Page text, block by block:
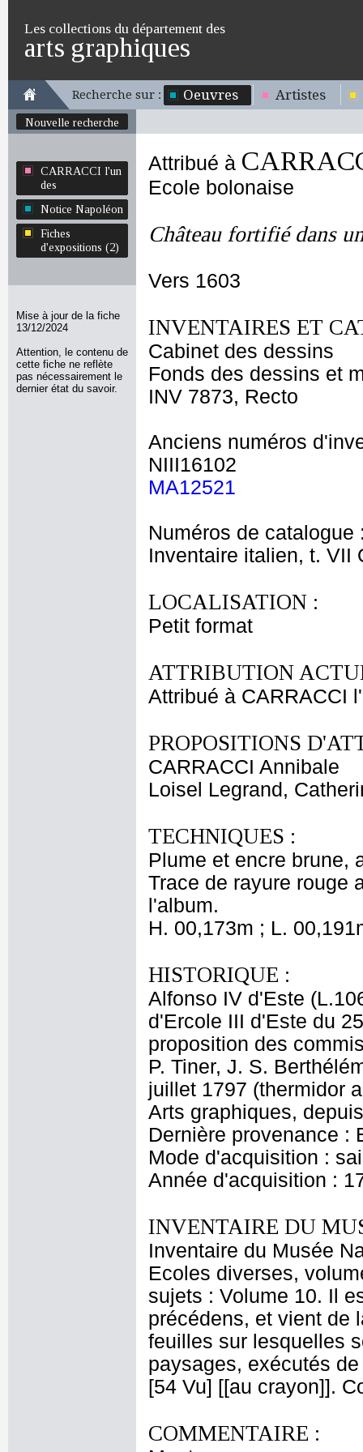
Les collections du département des
arts graphiques
Recherche sur : Oeuvres Artistes
Nouvelle recherche
CARRACCI l'un
des
Notice Napoléon
Fiches
d'expositions (2)
Mise à jour de la fiche
13/12/2024
Attention, le contenu de
cette fiche ne reflète
pas nécessairement le
dernier état du savoir.
Attribué à
Ecole bolonaise
Château fortifié dans
Vers 1603
INVENTAIRES ET
Cabinet des dessins
Fonds des dessins et
INV 7873, Recto
Anciens numéros
NIII16102
MA12521
Numéros de catalogue
Inventaire italien, t. VII
LOCALISATION :
Petit format
ATTRIBUTION
Attribué à CARRACCI
PROPOSITIONS
CARRACCI Annibale
Loisel Legrand,
TECHNIQUES :
Plume et encre brune,
Trace de rayure rouge
l'album.
H. 00,173m ; L.
HISTORIQUE :
Alfonso IV d'Este
d'Ercole III d'Este du
proposition des
P. Tiner, J. S.
juillet 1797 (thermidor
Arts graphiques,
Dernière provenance :
Mode d'acquisition :
Année d'acquisition :
INVENTAIRE DU
Inventaire du Musée
Ecoles diverses,
sujets : Volume 10. Il
précédens, et vient de
feuilles sur lesquelles
paysages, exécutés
[54 Vu] [[au crayon]].
COMMENTAIRE :